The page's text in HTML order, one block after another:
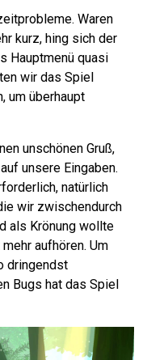
Waren
kurz, hing sich der
Hauptmenü quasi
wir das Spiel
um überhaupt
unschönen Gruß,
unsere Eingaben.
natürlich
wir zwischendurch
als Krönung wollte
aufhören. Um
dringendst
Bugs hat das Spiel